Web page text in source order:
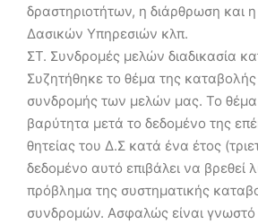
δραστηριοτήτων, η διάρθρωση και η
Δασικών Υπηρεσιών κλπ.
ΣΤ. Συνδρομές μελών διαδικασία
Συζητήθηκε το θέμα της καταβολής
συνδρομής των μελών μας. Το θέμα
βαρύτητα μετά το δεδομένο της
θητείας του Δ.Σ κατά ένα έτος
δεδομένο αυτό επιβάλει να βρεθεί
πρόβλημα της συστηματικής
συνδρομών. Ασφαλώς είναι γνωστό